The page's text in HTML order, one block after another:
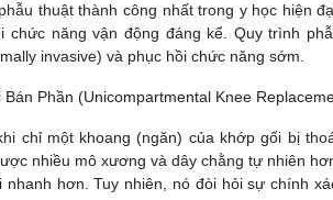
thuật thành công nhất trong y học hiện
chức năng vận động đáng kể. Quy trình
invasive) và phục hồi chức năng sớm.
Phần (Unicompartmental Knee
chỉ một khoang (ngăn) của khớp gối bị
nhiều mô xương và dây chằng tự nhiên
nhanh hơn. Tuy nhiên, nó đòi hỏi sự chính